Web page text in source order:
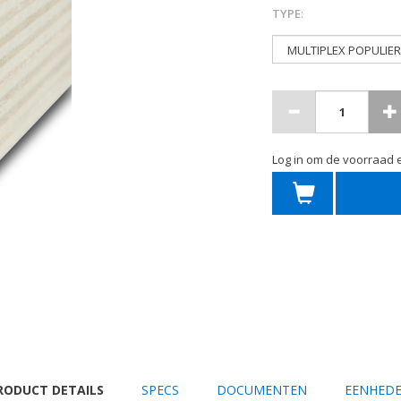
TYPE:
Log in om de
DETAILS SPECS DOCUMENTEN